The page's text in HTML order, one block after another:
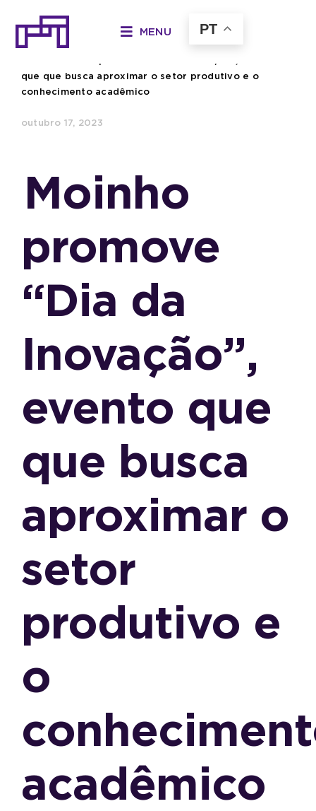
para
MENU PT
que que busca aproximar o setor produtivo e o
conhecimento acadêmico
outubro 17, 2023
Moinho
promove
“Dia da
Inovação”,
evento que
que busca
aproximar o
setor
produtivo e
o
acadêmico